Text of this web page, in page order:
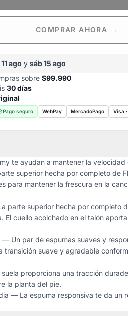
COMPRAR AHORA →
ago y sáb 15 ago
sobre $99.990
30 días
Pago seguro WebPay MercadoPago Visa
te ayudan a mantener la
superior hecha por completo de
para mantener la frescura en la
parte superior hecha por completo
El cuello acolchado en el talón
Un par de espumas suaves y
transición suave y agradable
proporciona una tracción
la planta del pie.
— La espuma responsiva te da un